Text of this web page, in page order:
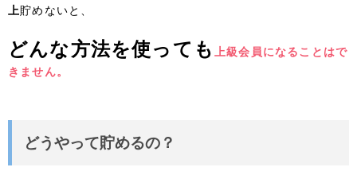
上貯めないと、
どんな方法を使っても
上級会員になることはで
きません。
どうやって貯めるの？